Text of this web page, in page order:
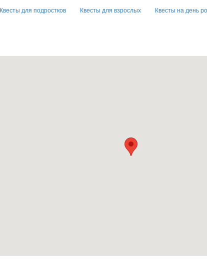
Квесты для подростков Квесты для взрослых Квесты на день